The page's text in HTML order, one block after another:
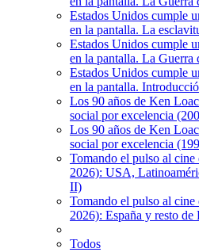
Estados Unidos cumple
en la pantalla. La
Estados Unidos cumple
en la pantalla. La Guerra
Estados Unidos cumple
en la pantalla.
Los 90 años de Ken
social por excelencia
Los 90 años de Ken
social por excelencia
Tomando el pulso al
2026): USA,
II)
Tomando el pulso al
2026): España y resto de
Todos